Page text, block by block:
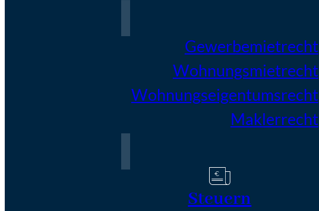
Gewerbemietrecht
Wohnungsmietrecht
Wohnungseigentumsrecht
Maklerrecht
Steuern